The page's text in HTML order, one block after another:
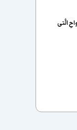
الَّتى